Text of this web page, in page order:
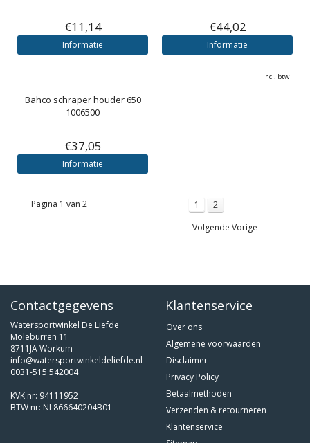
€11,14
Informatie
€44,02
Informatie
Bahco schraper houder 650
1006500
€37,05
Informatie
Incl. btw
Pagina 1 van 2 1
2
Volgende Vorige
Contactgegevens
Watersportwinkel De Liefde
Moleburren 11
8711JA Workum
info@watersportwinkeldeliefde.nl
0031-515 542004
KVK nr: 94111952
BTW nr: NL866640204B01
Klantenservice
Over ons
Algemene voorwaarden
Disclaimer
Privacy Policy
Betaalmethoden
Verzenden & retourneren
Klantenservice